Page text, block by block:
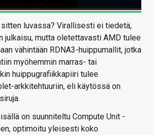
luvassa? Virallisesti ei tiedetä,
julkaisu, mutta oletettavasti AMD tulee
vähintään RDNA3-huippumallit, jotka
myöhemmin marras- tai
huippugrafiikkapiiri tulee
arkkitehtuuriin, eli käytössä on
on suunniteltu Compute Unit -
optimoitu yleisesti koko